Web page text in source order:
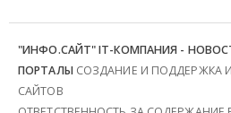
"ИНФО.САЙТ" IT-КОМПАНИЯ -
ПОРТАЛЫСОЗДАНИЕ И ПОДДЕРЖКА
САЙТОВ